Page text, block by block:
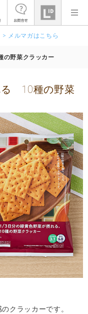
> メルマガはこちら
野菜クラッカー
る 10種の野菜
クラッカーです。